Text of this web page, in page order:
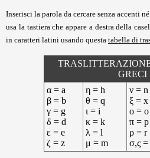
Inserisci la parola da cercare senza accenti
usa la tastiera che appare a destra della
in caratteri latini usando questa tabella di
GRECI
α = a
β = b
γ = g
δ = d
ε = e
ζ = z
η = h
θ = q
ι = i
κ = k
λ = l
μ = m
ν = n
ξ = x
ο = o
π = p
ρ = r
σ,ς =